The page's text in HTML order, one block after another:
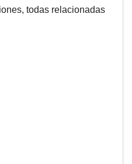
todas relacionadas